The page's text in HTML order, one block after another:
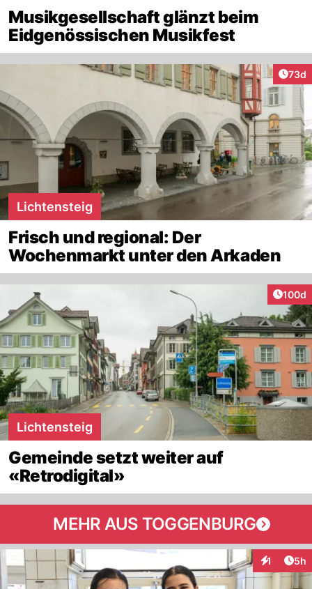
Musikgesellschaft glänzt beim
Eidgenössischen Musikfest
73d
Lichtensteig
Frisch und regional: Der
Wochenmarkt unter den Arkaden
100d
Lichtensteig
Gemeinde setzt weiter auf
«Retrodigital»
MEHR AUS TOGGENBURG
1 5h